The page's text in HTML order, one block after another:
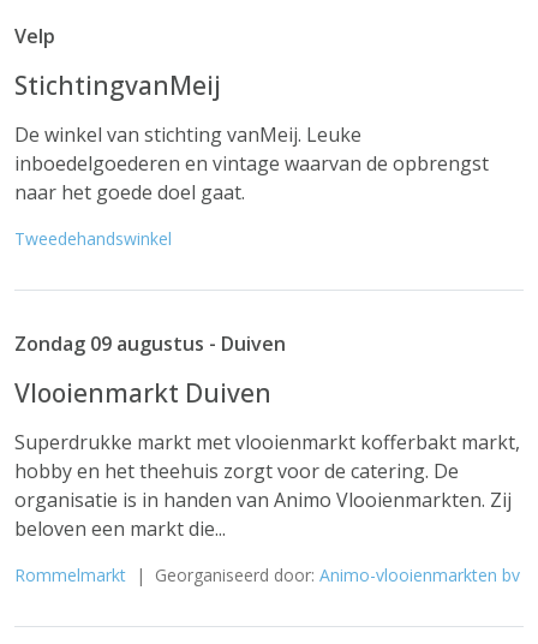
Velp
StichtingvanMeij
De winkel van stichting vanMeij. Leuke
inboedelgoederen en vintage waarvan de opbrengst
naar het goede doel gaat.
Tweedehandswinkel
Zondag 09 augustus - Duiven
Vlooienmarkt Duiven
Superdrukke markt met vlooienmarkt kofferbakt markt,
hobby en het theehuis zorgt voor de catering. De
organisatie is in handen van Animo Vlooienmarkten. Zij
beloven een markt die...
Rommelmarkt | Georganiseerd door: Animo-vlooienmarkten bv